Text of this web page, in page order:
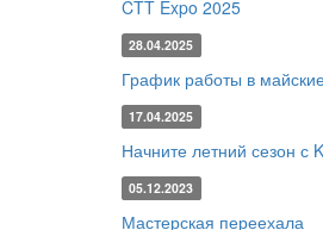
CTT Expo 2025
28.04.2025
График работы в
17.04.2025
Начните летний сезон с
05.12.2023
Мастерская переехала